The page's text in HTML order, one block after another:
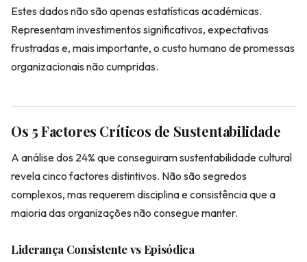
Estes dados não são apenas estatísticas académicas.
Representam investimentos significativos, expectativas
frustradas e, mais importante, o custo humano de promessas
organizacionais não cumpridas.
Os 5 Factores Críticos de Sustentabilidade
A análise dos 24% que conseguiram sustentabilidade cultural
revela cinco factores distintivos. Não são segredos
complexos, mas requerem disciplina e consistência que a
maioria das organizações não consegue manter.
Liderança Consistente vs Episódica